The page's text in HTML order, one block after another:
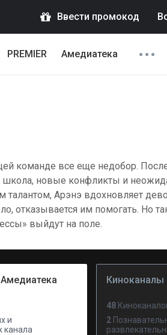
Ввести промокод
PREMIER Амедиатека
команде все еще недобор.
школа, новые конфликты и
Арэнэ вдохновляет
отказывается им помогать. Но
выйдут на поле.
и
канала
Киноканалы
48
2